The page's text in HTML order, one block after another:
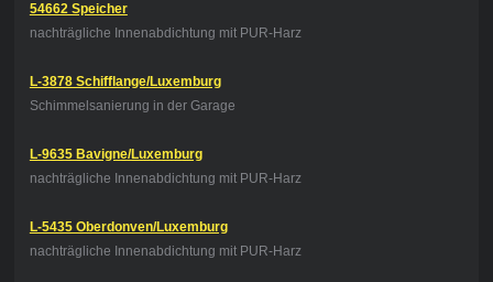
54662 Speicher
nachträgliche Innenabdichtung mit PUR-Harz
L-3878 Schifflange/Luxemburg
Schimmelsanierung in der Garage
L-9635 Bavigne/Luxemburg
nachträgliche Innenabdichtung mit PUR-Harz
L-5435 Oberdonven/Luxemburg
nachträgliche Innenabdichtung mit PUR-Harz